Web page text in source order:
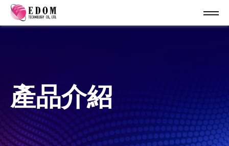
產品介紹